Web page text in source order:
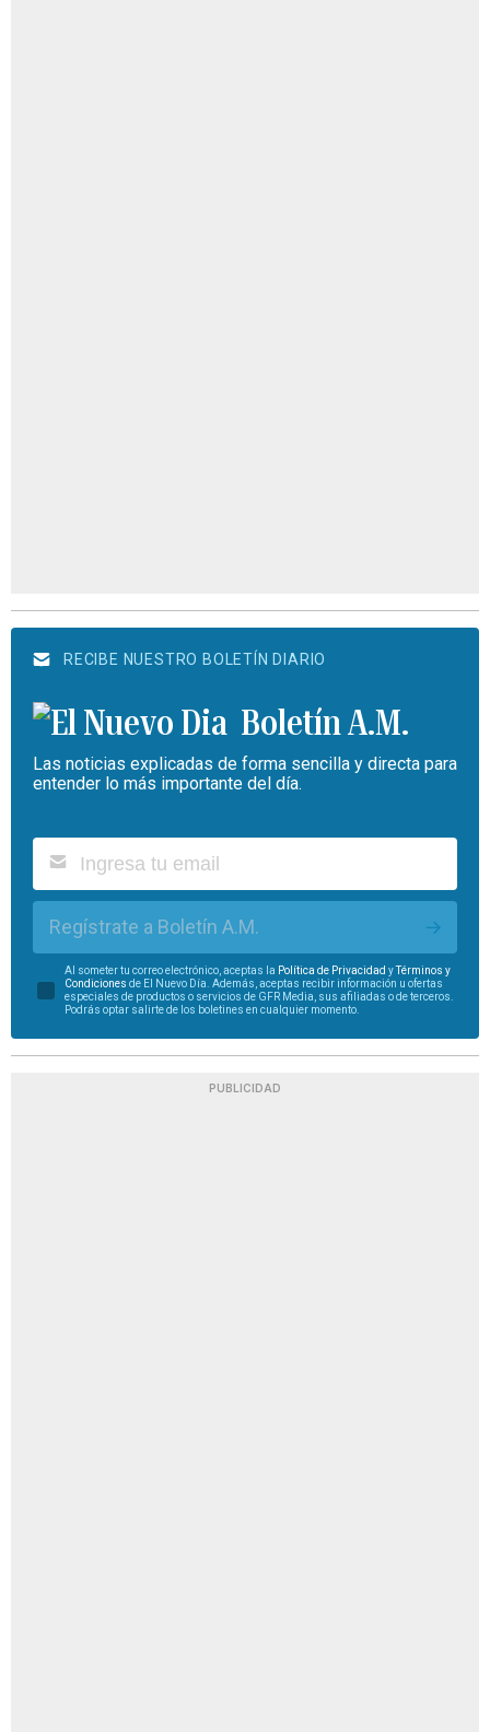
RECIBE NUESTRO BOLETÍN DIARIO
Boletín A.M.
Las noticias explicadas de forma sencilla y directa para
entender lo más importante del día.
Regístrate a Boletín A.M.
Al someter tu correo electrónico, aceptas la Política de Privacidad yTérminos y
Condiciones de El Nuevo Día. Además, aceptas recibir información u ofertas
especiales de productos o servicios de GFR Media, sus afiliadas o de terceros.
Podrás optar salirte de los boletines en cualquier momento.
PUBLICIDAD